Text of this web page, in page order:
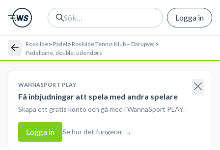
Logga in
Roskilde>Padel >Roskilde Tennis Klub – Darupvej>
Padelbane, double, udendørs
WANNASPORT PLAY
Få inbjudningar att spela med andra spelare
Skapa ett gratis konto och gå med i WannaSport PLAY.
Logga in Se hur det fungerar →